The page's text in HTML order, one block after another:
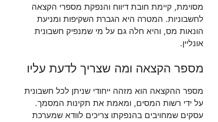
מסוימת, קיימת חובת דיווח והנפקת מספרי הקצאה
לחשבוניות. המטרה היא הגברת השקיפות ומניעת
הונאות מס, והיא חלה גם על מי שמנפיק חשבונית
אונליין.
מספר הקצאה ומה שצריך לדעת עליו
מספר ההקצאה הוא מזהה ייחודי שניתן לכל חשבונית
על ידי רשות המסים, ומאמת את תקינות המסמך.
עסקים שמחויבים בהנפקתו צריכים לוודא שמערכת